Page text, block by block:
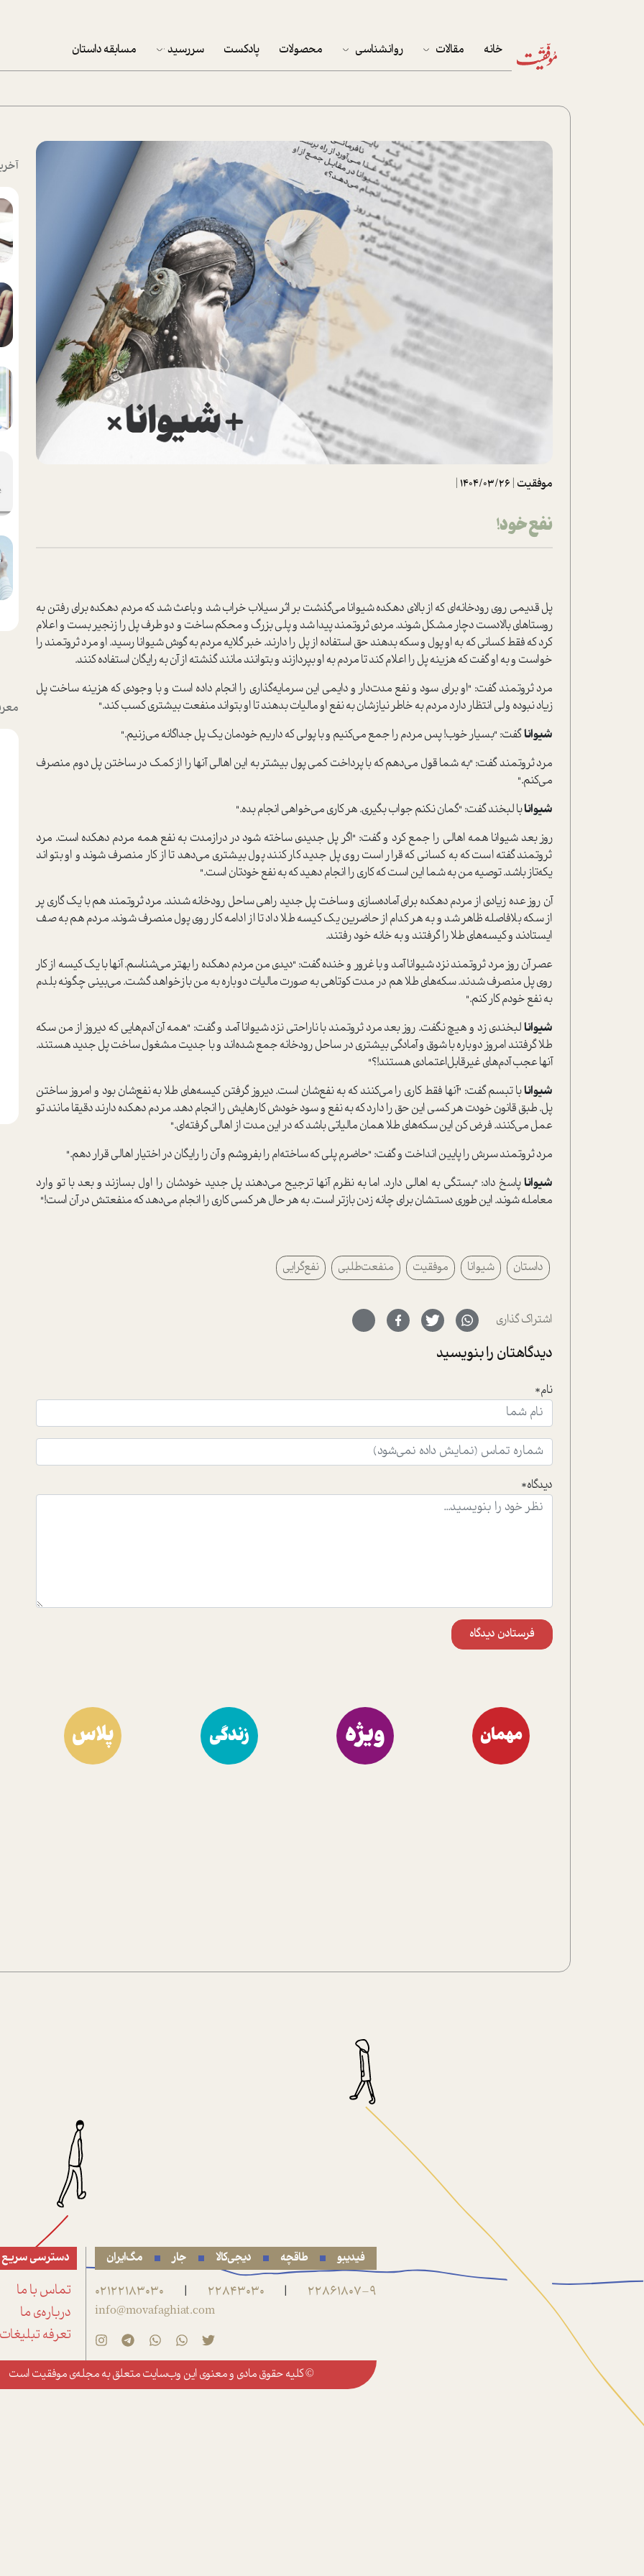
خانه مقالات
پرونده ویژه
زندگی
نوجوان
کار
پلاس
تحلیل فیلم
داستان
روانشناسی محصولات پادکست سررسید
پکيج نوروزي موفقيت
تقویم رومیزی
تقویم دیواری
مسابقه داستان
موفقیت |
1404/03/26
|
نفع خود!
پل قدیمی روی رودخانه‌ای که از بالای دهکده شیوانا می‌گذشت بر اثر سیلاب خراب شد و باعث شد که مردم دهکده برای رفتن به
روستاهای بالادست دچار مشکل شوند. مردی ثروتمند پیدا شد و پلی بزرگ و محکم ساخت و دو طرف پل را زنجیر بست و اعلام
کرد که فقط کسانی که به او پول و سکه بدهند حق استفاده از پل را دارند. خبر گلایه مردم به گوش شیوانا رسید. او مرد ثروتمند را
خواست و به او گفت که هزینه پل را اعلام کند تا مردم به او بپردازند و بتوانند مانند گذشته از آن به رایگان استفاده کنند.
مرد ثروتمند گفت: "او برای سود و نفع مدت‌دار و دایمی این سرمایه‌گذاری را انجام داده است و با وجودی که هزینه ساخت پل
زیاد نبوده ولی انتظار دارد مردم به خاطر نیازشان به نفع او مالیات بدهند تا او بتواند منفعت بیشتری کسب کند."
شیواناگفت: "بسیار خوب! پس مردم را جمع می‌کنیم و با پولی که داریم خودمان یک پل جداگانه می‌زنیم."
مرد ثروتمند گفت: "به شما قول می‌دهم که با پرداخت کمی پول بیشتر به این اهالی آنها را از کمک در ساختن پل دوم منصرف
می‌کنم."
شیوانابا لبخند گفت: "گمان نکنم جواب بگیری. هر کاری می‌خواهی انجام بده."
روز بعد شیوانا همه اهالی را جمع کرد و گفت: "اگر پل جدیدی ساخته شود در درازمدت به نفع همه مردم دهکده است. مرد
ثروتمند گفته است که به کسانی که قرار است روی پل جدید کار کنند پول بیشتری می‌دهد تا از کار منصرف شوند و او بتواند
یکه‌تاز باشد. توصیه من به شما این است که کاری را انجام دهید که به نفع خودتان است."
آن روز عده زیادی از مردم دهکده برای آماده‌‌سازی و ساخت پل جدید راهی ساحل رودخانه شدند. مرد ثروتمند هم با یک گاری پر
از سکه بلافاصله ظاهر شد و به هر کدام از حاضرین یک کیسه طلا داد تا از ادامه کار روی پول منصرف شوند. مردم هم به صف
ایستادند و کیسه‌های طلا را گرفتند و به خانه خود رفتند.
عصر آن روز مرد ثروتمند نزد شیوانا آمد و با غرور و خنده گفت: "دیدی من مردم دهکده را بهتر می‌شناسم. آنها با یک کیسه از کار
روی پل منصرف شدند. سکه‌های طلا هم در مدت کوتاهی به صورت مالیات دوباره به من بازخواهد گشت. می‌بینی چگونه بلدم
به نفع خودم کار کنم."
شیوانالبخندی زد و هیچ نگفت. روز بعد مرد ثروتمند با ناراحتی نزد شیوانا آمد و گفت: "همه آن آدم‌هایی که دیروز از من سکه
طلا گرفتند امروز دوباره با شوق و آمادگی بیشتری در ساحل رودخانه جمع شده‌اند و با جدیت مشغول ساخت پل جدید هستند.
آنها عجب آدم‌های غیر‌قابل‌اعتمادی هستند!؟"
شیوانابا تبسم گفت: "آنها فقط کاری را می‌کنند که به نفع‌شان است. دیروز گرفتن کیسه‌های طلا به نفع‌شان بود و امروز ساختن
پل. طبق قانون خودت هر کسی این حق را دارد که به نفع و سود خودش کارهایش را انجام دهد. مردم دهکده دارند دقیقا مانند تو
عمل می‌کنند. فرض کن این سکه‌های طلا همان مالیاتی باشد که در این مدت از اهالی گرفته‌ای."
مرد ثروتمند سرش را پایین انداخت و گفت: "حاضرم پلی که ساخته‌ام را بفروشم و آن را رایگان در اختیار اهالی قرار دهم."
شیواناپاسخ داد: "بستگی به اهالی دارد. اما به نظرم آنها ترجیح می‌دهند پل جدید خودشان را اول بسازند و بعد با تو وارد
معامله شوند. این طوری دستشان برای چانه زدن بازتر است. به هر حال هر کسی کاری را انجام می‌دهد که منفعتش در آن است!"
داستان شیوانا موفقیت منفعت‌طلبی نفع‌گرایی
اشتراک گذاری
دیدگاهتان را بنویسید
نام*
دیدگاه*
فرستادن دیدگاه
مهمان ویژه زندگی پلاس
فیدیبو طاقچه دیجی‌کالا جار مگ‌ایران
22861807-9
|
22843030
|
02122183030
info@movafaghiat.com
دسترسی سریع
تماس با ما
درباره‌ی ما
تعرفه تبلیغات
© کلیه حقوق مادی و معنوی این وب‌سایت متعلق بهمجله‌ی موفقیتاست